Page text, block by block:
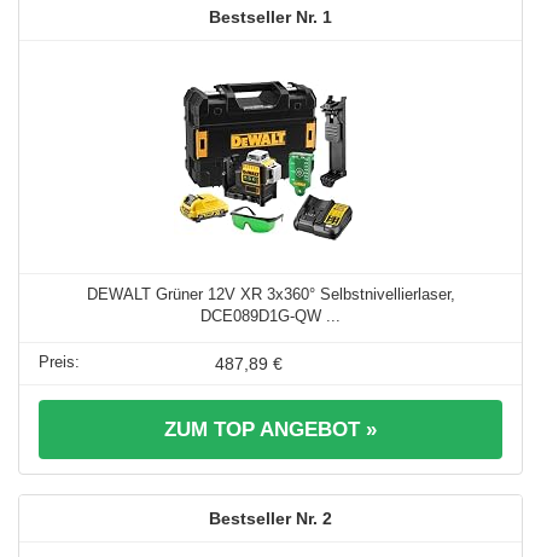
1
DEWALT Grüner 12V XR 3x360° Selbstnivellierlaser,
DCE089D1G-QW ...
487,89 €
ZUM TOP ANGEBOT »
2